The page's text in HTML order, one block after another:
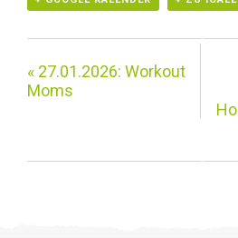
« 27.01.2026: Workout
Moms